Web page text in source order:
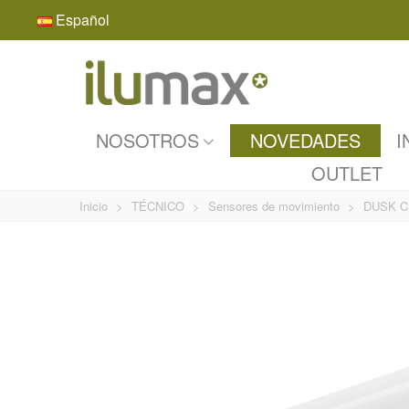
Español
NOSOTROS NOVEDADES
OUTLET
Inicio > TÉCNICO > Sensores de movimiento > DUSK